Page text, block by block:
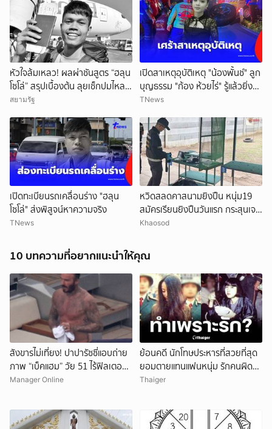
หัวใจล้มเหลว! ผลผ่าชันสูตร “ฮลุน
โซโล่” สรุปเบื้องต้น ลุยเช็กปมไหล
ตาย ยังไม่ตัดทิ้งสารพิษ
สยามรัฐ
เปิดสาเหตุอุบัติเหตุ "น้องพั้นช์" ลูก
บุญธรรม "ก้อง ห้วยไร่" รู้แล้วยิ่ง
สลดใจ
TNews
เปิดทะเบียนรถเคลื่อนร่าง "ฮลุน
โซโล่" ส่งพิสูจน์หาความจริง
TNews
หวิดสลดคาสนามยิงปืน หนุ่ม19
สมัครเรียนยิงปืนวันแรก กระสุนเจาะ
ท้ายทอย เร่งยื้อชีวิต
Khaosod
10 บทความที่อยากแนะนำให้คุณ
สังขารไม่เที่ยง! ปาปารัซซี่แอบถ่าย
ภาพ “เบ็คแฮม” วัย 51 ไร้ฟิลเตอร์
เผยให้เห็นผมบาง-ศีรษะล้าน
Manager Online
ย้อนคดี นักโทษประหารที่สวยที่สุด
ยอมตายแทนแฟนหนุ่ม รักคนผิด
ชีวิตดิ่งเหว
Thaiger